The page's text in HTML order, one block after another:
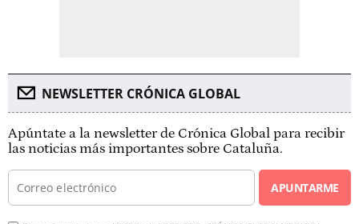
NEWSLETTER CRÓNICA GLOBAL
Apúntate a la newsletter de Crónica Global para recibir
las noticias más importantes sobre Cataluña.
APUNTARME